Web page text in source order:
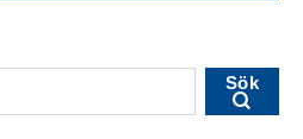
Sök